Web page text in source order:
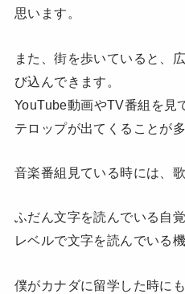
思います。
また、街を歩いていると、
び込んできます。
YouTube動画やTV番組を見
テロップが出てくることが多
音楽番組見ている時には、
ふだん文字を読んでいる自
レベルで文字を読んでいる
僕がカナダに留学した時に